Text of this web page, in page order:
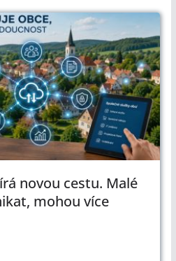
novou cestu. Malé
mohou více